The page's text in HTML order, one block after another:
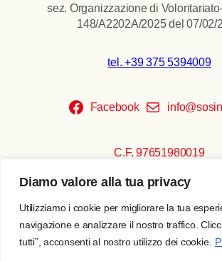
Diamo valore alla tua privacy
Utilizziamo i cookie per migliorare la tua
navigazione e analizzare il nostro traffico.
tutti”, acconsenti al nostro utilizzo dei cookie.
sez. Organizzazione di
148/A2202A/2025 del 07/02/
tel. +39 375 5394009
Facebook
C.F. 97651980019
Copyright © 2026 SOS India
Realizzato daEscamotages